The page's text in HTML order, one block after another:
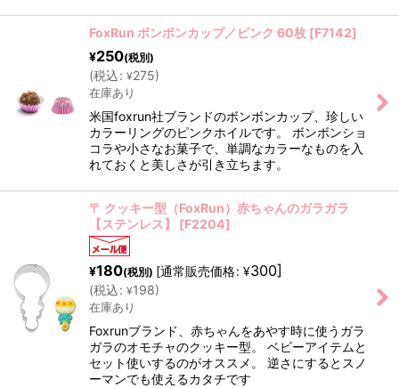
FoxRun ボンボンカップ／ピンク 60枚 [F7142]
¥250(税別)
(税込: ¥275)
在庫あり
米国foxrun社ブランドのボンボンカップ、珍しい
カラーリングのピンクホイルです。 ボンボンショ
コラや小さなお菓子で、単調なカラーなものを入
れておくと美しさが引き立ちます。
〒 クッキー型（FoxRun）赤ちゃんのガラガラ
【ステンレス】
[F2204]
¥180(税別) [通常販売価格: ¥300]
(税込: ¥198)
在庫あり
Foxrunブランド、赤ちゃんをあやす時に使うガラ
ガラのオモチャのクッキー型。 ベビーアイテムと
セット使いするのがオススメ。 逆さにするとスノ
ーマンでも使えるカタチです